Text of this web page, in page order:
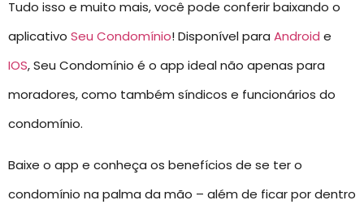
Tudo isso e muito mais, você pode conferir baixando o
aplicativo Seu Condomínio! Disponível para Android e
IOS, Seu Condomínio é o app ideal não apenas para
moradores, como também síndicos e funcionários do
condomínio.
Baixe o app e conheça os benefícios de se ter o
condomínio na palma da mão – além de ficar por dentro